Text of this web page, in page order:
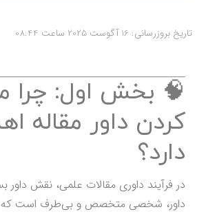
تاریخ بروزرسانی: 16 آگوست 2025 ساعت 08:44
🧠 بخش اول: چرا
کردن داور مقاله
دارد؟
در فرآیند داوری مقالات علمی، نقش داور
داور، شخصی متخصص و بی‌طرف است که